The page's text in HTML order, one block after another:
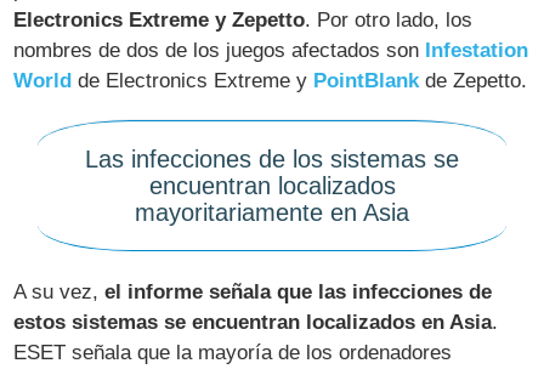
Electronics Extreme y Zepetto. Por otro lado, los
nombres de dos de los juegos afectados son Infestation
World de Electronics Extreme y PointBlankde Zepetto.
Las infecciones de los sistemas se
encuentran localizados
mayoritariamente en Asia
A su vez,el informe señala que las infecciones de
estos sistemas se encuentran localizados en Asia.
ESET señala que la mayoría de los ordenadores